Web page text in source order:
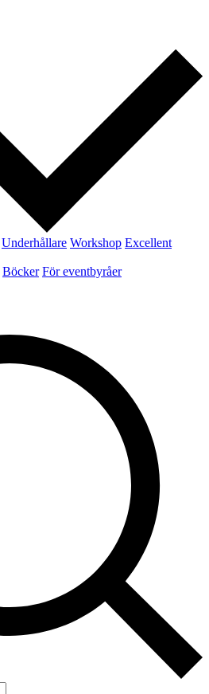
Underhållare Workshop Excellent
Böcker För eventbyråer